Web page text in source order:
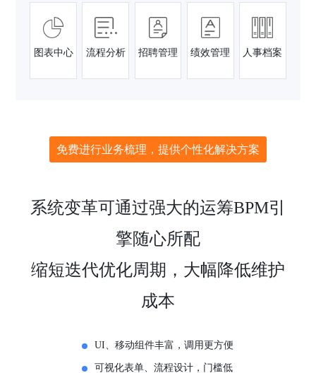
图表中心 流程分析 招聘管理 绩效管理 人事档案
免费进行业务梳理，提供个性化解决方案
系统变革可通过强大的运筹BPM引
擎随心所配
缩短迭代优化周期，大幅降低维护
成本
UI、移动组件丰富，调用更方便
可视化表单、流程设计，门槛低